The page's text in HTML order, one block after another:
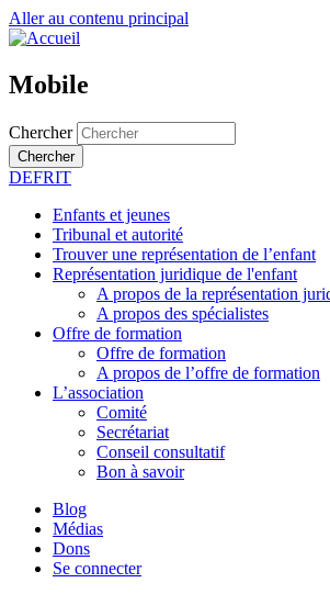
Aller au contenu principal
Mobile
Chercher
Chercher
DEFRIT
Enfants et jeunes
Tribunal et autorité
Trouver une représentation de l’enfant
Représentation juridique de l'enfant
A propos de la représentation
A propos des spécialistes
Offre de formation
Offre de formation
A propos de l’offre de formation
L’association
Comité
Secrétariat
Conseil consultatif
Bon à savoir
Blog
Médias
Dons
Se connecter